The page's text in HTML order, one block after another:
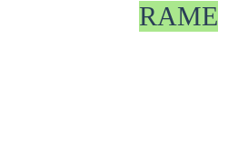
RAME